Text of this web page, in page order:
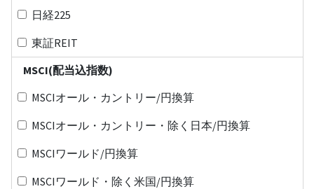
日経225
東証REIT
MSCI(配当込指数)
MSCIオール・カントリー/円換算
MSCIオール・カントリー・除く日本/円換算
MSCIワールド/円換算
MSCIワールド・除く米国/円換算